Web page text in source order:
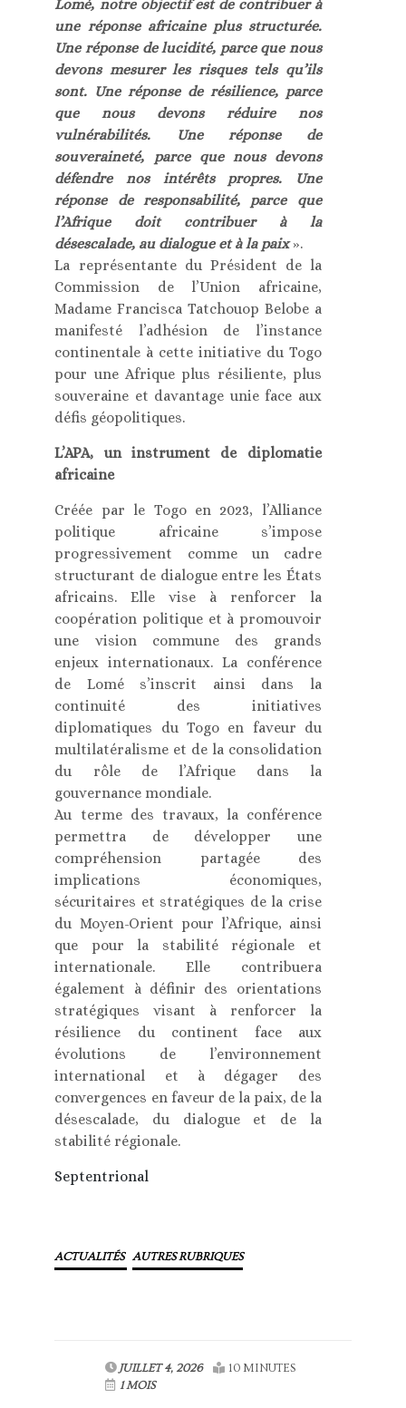
Lomé, notre objectif est de contribuer à
une réponse africaine plus structurée.
Une réponse de lucidité, parce que nous
devons mesurer les risques tels qu’ils
sont. Une réponse de résilience, parce
que nous devons réduire nos
vulnérabilités. Une réponse de
souveraineté, parce que nous devons
défendre nos intérêts propres. Une
réponse de responsabilité, parce que
l’Afrique doit contribuer à la
désescalade, au dialogue et à la paix».
La représentante du Président de la
Commission de l’Union africaine,
Madame Francisca Tatchouop Belobe a
manifesté l’adhésion de l’instance
continentale à cette initiative du Togo
pour une Afrique plus résiliente, plus
souveraine et davantage unie face aux
défis géopolitiques.
L’APA, un instrument de diplomatie
africaine
Créée par le Togo en 2023, l’Alliance
politique africaine s’impose
progressivement comme un cadre
structurant de dialogue entre les États
africains. Elle vise à renforcer la
coopération politique et à promouvoir
une vision commune des grands
enjeux internationaux. La conférence
de Lomé s’inscrit ainsi dans la
continuité des initiatives
diplomatiques du Togo en faveur du
multilatéralisme et de la consolidation
du rôle de l’Afrique dans la
gouvernance mondiale.
Au terme des travaux, la conférence
permettra de développer une
compréhension partagée des
implications économiques,
sécuritaires et stratégiques de la crise
du Moyen-Orient pour l’Afrique, ainsi
que pour la stabilité régionale et
internationale. Elle contribuera
également à définir des orientations
stratégiques visant à renforcer la
résilience du continent face aux
évolutions de l’environnement
international et à dégager des
convergences en faveur de la paix, de la
désescalade, du dialogue et de la
stabilité régionale.
Septentrional
ACTUALITÉS AUTRES RUBRIQUES
JUILLET 4, 2026
10 MINUTES
1 MOIS